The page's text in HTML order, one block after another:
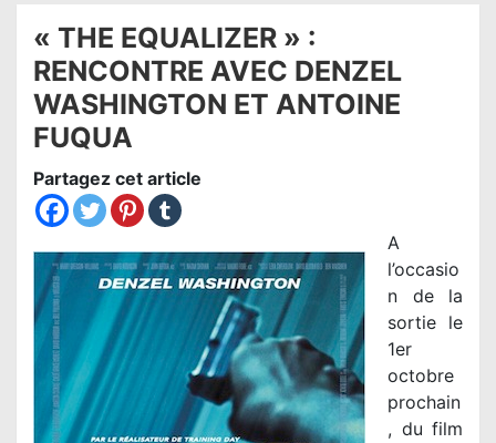
« THE EQUALIZER » :
RENCONTRE AVEC DENZEL
WASHINGTON ET ANTOINE
FUQUA
Partagez cet article
A
l’occasio
n de la
sortie le
1er
octobre
prochain
, du film